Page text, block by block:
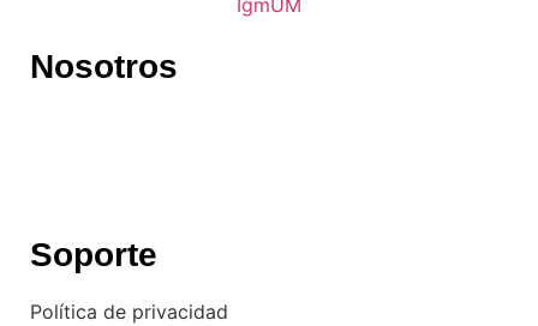
Nosotros
Soporte
Política de privacidad